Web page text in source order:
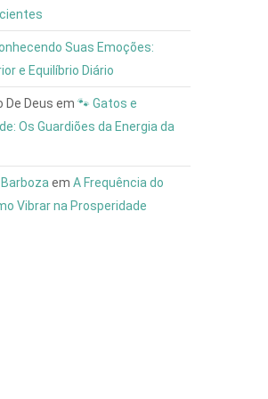
Suas Emoções:
e Equilíbrio Diário
De Deus em🐾 Gatos e
Os Guardiões da Energia da
emA Frequência do
Vibrar na Prosperidade